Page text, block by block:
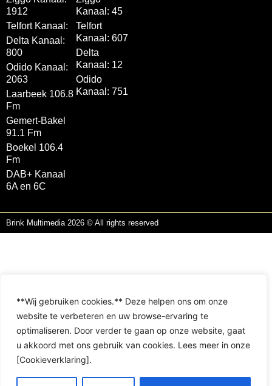
**Wij gebruiken cookies.** Deze helpen ons om onze
website te verbeteren en uw browse-ervaring te
optimaliseren. Door verder te gaan op onze website, gaat
u akkoord met ons gebruik van cookies. Lees meer in onze
[Cookieverklaring].
1912
Telfort Kanaal:
Delta Kanaal:
800
Odido Kanaal:
2063
Laarbeek 106.8
Fm
Gemert-Bakel
91.1 Fm
Boekel 106.4
Fm
DAB+ Kanaal
6A en 6C
Kanaal: 45
Telfort
Kanaal: 607
Delta
Kanaal: 12
Odido
Kanaal: 751
Brink Multimedia 2026 © All rights reserved